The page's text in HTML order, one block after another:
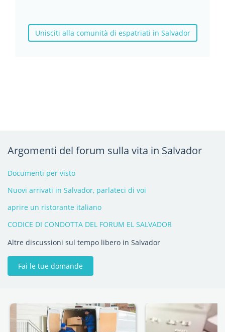
Unisciti alla comunità di espatriati in Salvador
Argomenti del forum sulla vita in Salvador
Documenti per visto
Nuovi arrivati in Salvador, parlateci di voi
aprire un ristorante italiano
CODICE DI CONDOTTA DEL FORUM EL SALVADOR
Altre discussioni sul tempo libero in Salvador
Fai le tue domande